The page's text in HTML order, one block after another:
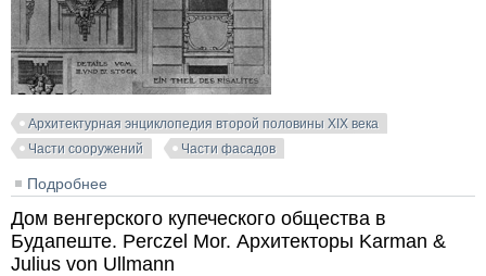
Архитектурная энциклопедия второй половины XIX века
Части сооружений
Части фасадов
Подробнее
Дом венгерского купеческого общества в
Будапеште. Perczel Mor. Архитекторы Karman &
Julius von Ullmann